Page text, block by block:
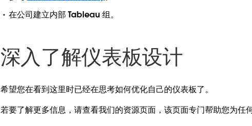
在公司建立内部 Tableau 组。
深入了解仪表板设计
希望您在看到这里时已经在思考如何优化自己的仪表板了。
若要了解更多信息，请查看我们的资源页面，该页面专门帮助您为任